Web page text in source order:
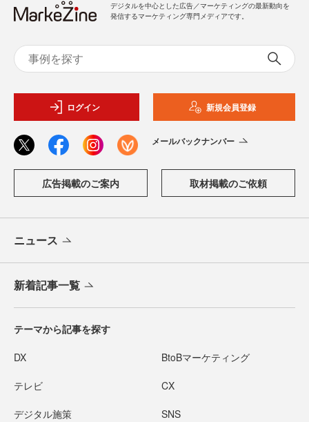
デジタルを中心とした広告／マーケティングの最新動向を
発信するマーケティング専門メディアです。
ログイン 新規会員登録
メールバックナンバー
広告掲載のご案内 取材掲載のご依頼
ニュース
新着記事一覧
テーマから記事を探す
DX BtoBマーケティング
テレビ CX
デジタル施策 SNS